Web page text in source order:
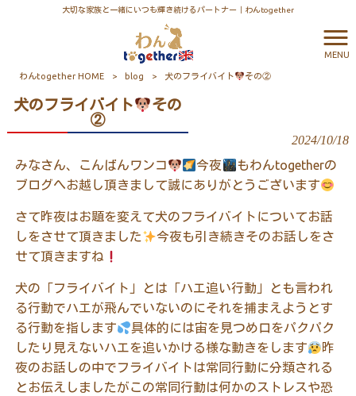
大切な家族と一緒にいつも輝き続けるパートナー｜わんtogether
MENU
わんtogether HOME > blog > 犬のフライバイト その②
犬のフライバイト
その
②
2024/10/18
みなさん、こんばんワンコ 今夜
もわんtogetherの
ブログへお越し頂きまして誠にありがとうございます
さて昨夜はお題を変えて犬のフライバイトについてお話
しをさせて頂きました
今夜も引き続きそのお話しをさ
せて頂きますね
犬の「フライバイト」とは「ハエ追い行動」とも言われ
る行動でハエが飛んでいないのにそれを捕まえようとす
る行動を指します
具体的には宙を見つめ口をパクパク
したり見えないハエを追いかける様な動きをします
昨
夜のお話しの中でフライバイトは常同行動に分類される
とお伝えしましたがこの常同行動は何かのストレスや恐